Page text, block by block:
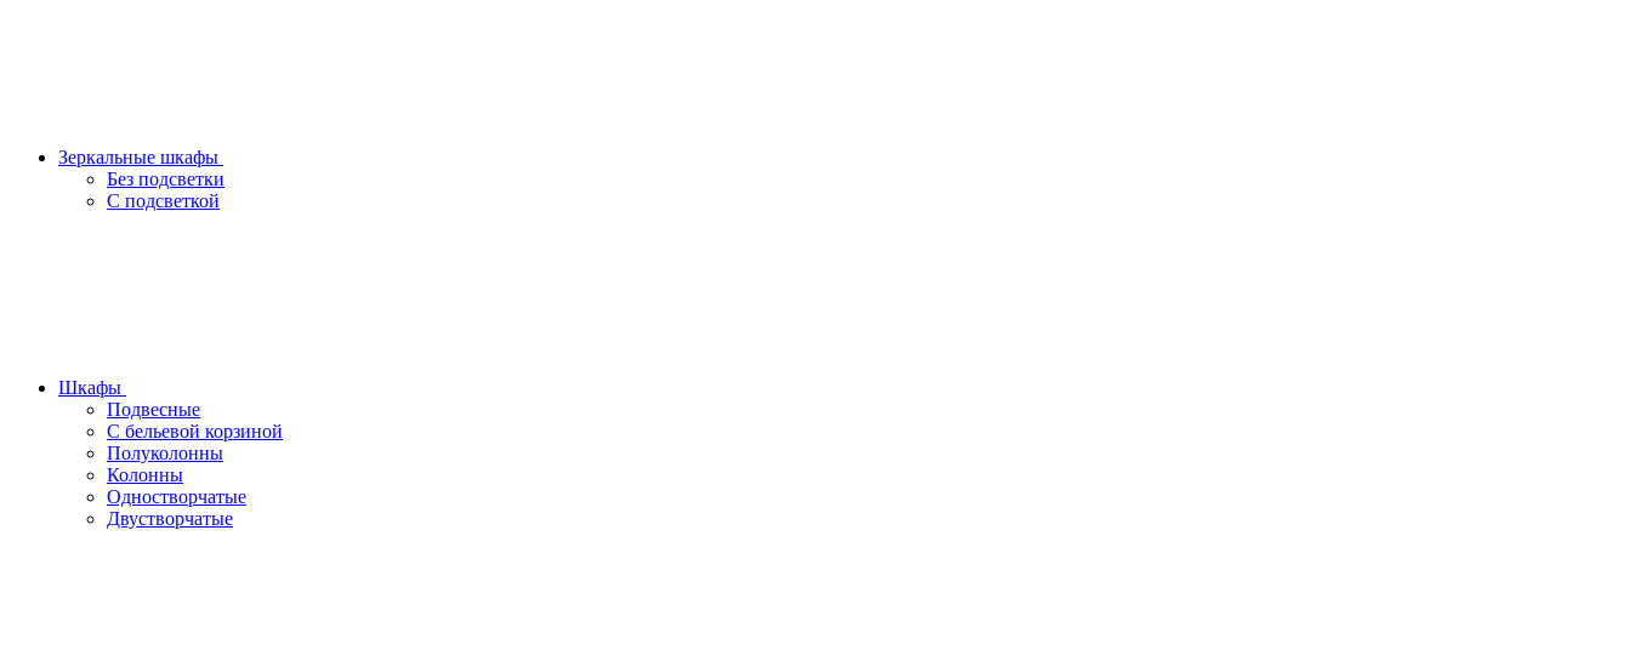
Зеркальные шкафы
Без подсветки
С подсветкой
Шкафы
Подвесные
С бельевой корзиной
Полуколонны
Колонны
Одностворчатые
Двустворчатые